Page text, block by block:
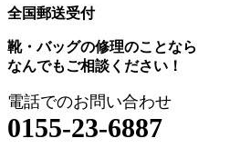
ゲ
ー
シ
ョ
ン
全国郵送受付
靴・バッグの修理のことなら
なんでもご相談ください！
電話でのお問い合わせ
0155-23-6887